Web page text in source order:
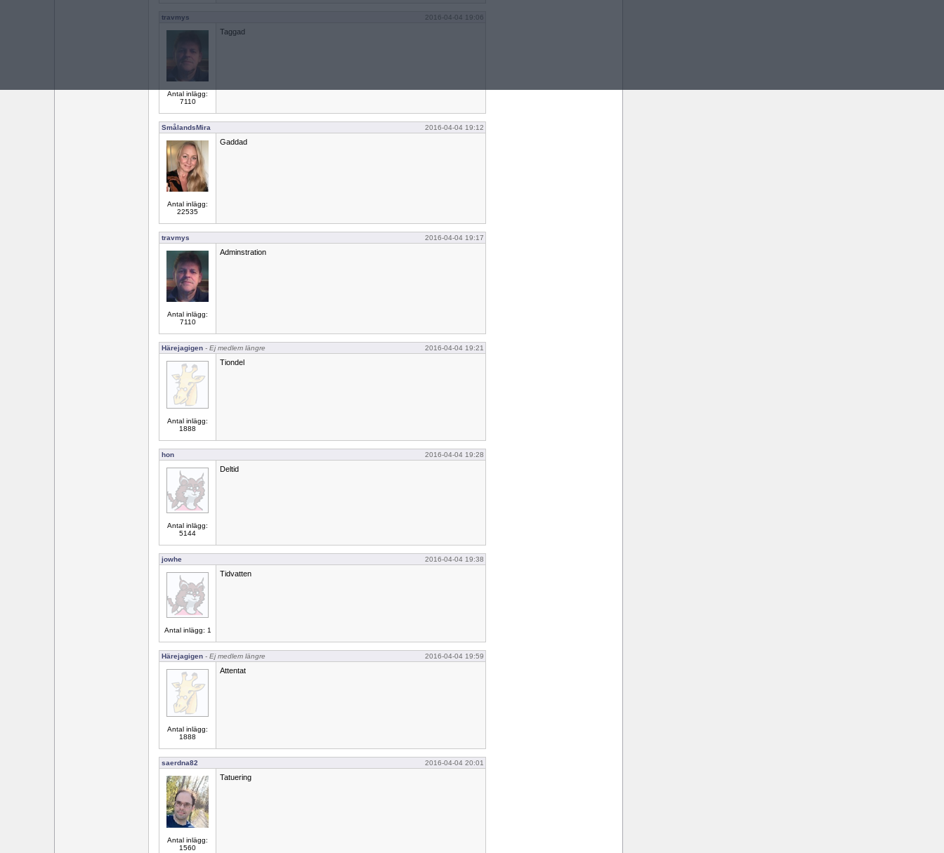
travmys 2016-04-04 19:06
Antal inlägg:
7110
Taggad
SmålandsMira 2016-04-04 19:12
Antal inlägg:
22535
Gaddad
travmys 2016-04-04 19:17
Antal inlägg:
7110
Adminstration
Härejagigen - Ej medlem längre 2016-04-04 19:21
Antal inlägg:
1888
Tiondel
hon 2016-04-04 19:28
Antal inlägg:
5144
Deltid
jowhe 2016-04-04 19:38
Antal inlägg: 1
Tidvatten
Härejagigen - Ej medlem längre 2016-04-04 19:59
Antal inlägg:
1888
Attentat
saerdna82 2016-04-04 20:01
Antal inlägg:
1560
Tatuering